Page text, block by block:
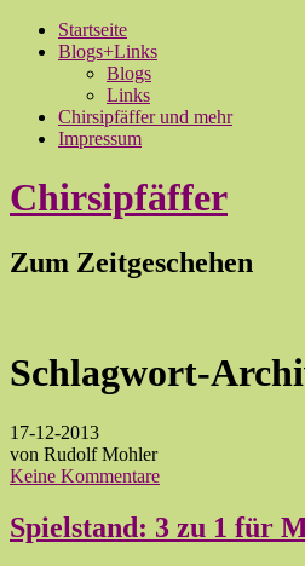
Startseite
Blogs+Links
Blogs
Links
Chirsipfäffer und mehr
Impressum
Chirsipfäffer
Zum Zeitgeschehen
Schlagwort-
17-12-2013
von Rudolf Mohler
Keine Kommentare
Spielstand: 3 zu 1 für